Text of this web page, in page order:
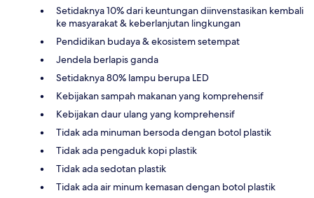
Setidaknya 10% dari keuntungan diinvenstasikan kembali
ke masyarakat & keberlanjutan lingkungan
Pendidikan budaya & ekosistem setempat
Jendela berlapis ganda
Setidaknya 80% lampu berupa LED
Kebijakan sampah makanan yang komprehensif
Kebijakan daur ulang yang komprehensif
Tidak ada minuman bersoda dengan botol plastik
Tidak ada pengaduk kopi plastik
Tidak ada sedotan plastik
Tidak ada air minum kemasan dengan botol plastik